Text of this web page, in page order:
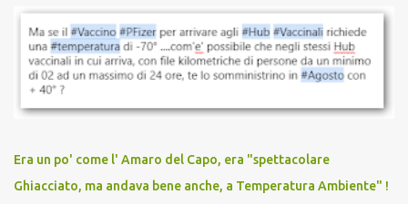
vaccinazione. Non avevamo mai sentito parlare di ricompense,
sconti, incentivi per vaccinarsi. Non avevamo mai visto
discriminazioni per coloro che non l’hanno fatto. Se non sei stato
vaccinato, nessuno aveva prima cercato di farti sentire una
persona cattiva. Non avevamo mai visto un vaccino che minacci le
vaccino usato per minacciare i mezzi di sussistenza, il lavoro o la
scuola. Non avevamo mai visto un vaccino che permettesse a un
dodicenne di ignorare il consenso dei genitori. Dopo tutti i vaccini
Era un po' come l' Amaro del Capo, era "spettacolare
Ghiacciato, ma andava bene anche, a Temperatura Ambiente" !